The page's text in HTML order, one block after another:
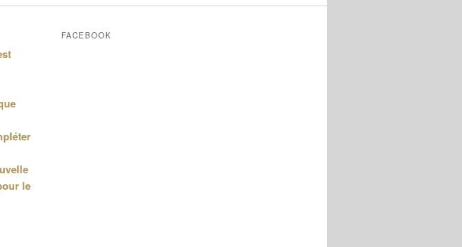
le
FACEBOOK